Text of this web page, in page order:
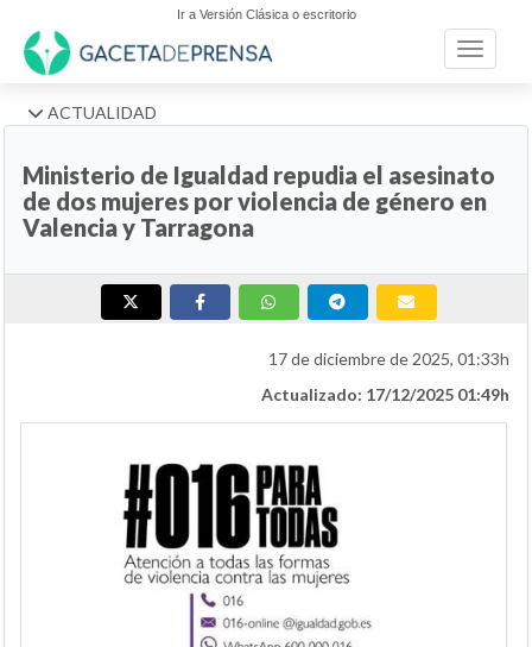
Ir a Versión Clásica o escritorio
Toggle
ACTUALIDAD
Ministerio de Igualdad repudia el asesinato
de dos mujeres por violencia de género en
Valencia y Tarragona
17 de diciembre de 2025, 01:33h
Actualizado: 17/12/2025 01:49h